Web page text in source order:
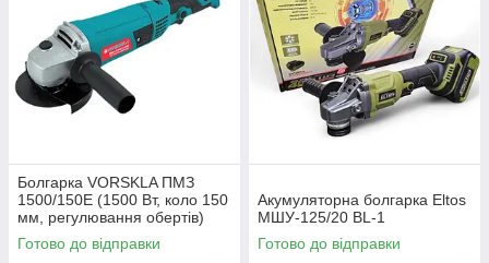
Болгарка VORSKLA ПМЗ
1500/150Е (1500 Вт, коло 150
мм, регулювання обертів)
Україна
Готово до відправки
Акумуляторна болгарка Eltos
МШУ-125/20 BL-1
Готово до відправки